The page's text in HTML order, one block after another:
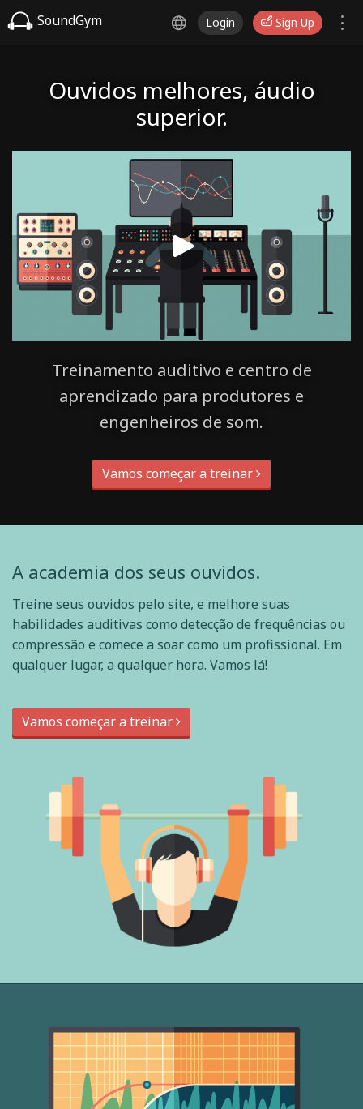
SoundGym Login Sign Up
Ouvidos melhores, áudio
superior.
Treinamento auditivo e centro de
aprendizado para produtores e
engenheiros de som.
Vamos começar a treinar
A academia dos seus ouvidos.
Treine seus ouvidos pelo site, e melhore suas
habilidades auditivas como detecção de frequências ou
compressão e comece a soar como um profissional. Em
qualquer lugar, a qualquer hora. Vamos lá!
Vamos começar a treinar